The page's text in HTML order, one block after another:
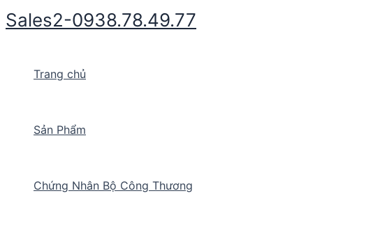
Nhảy
tới
Sales2-0938.78.49.77
Trang chủ
Sản Phẩm
Chứng Nhân Bộ Công Thương